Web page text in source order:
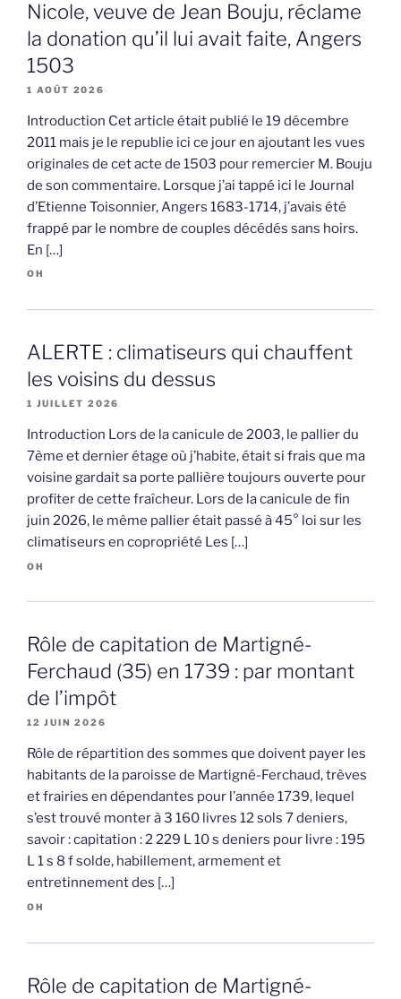
Nicole, veuve de Jean Bouju, réclame
la donation qu’il lui avait faite, Angers
1503
1 AOÛT 2026
Introduction Cet article était publié le 19 décembre
2011 mais je le republie ici ce jour en ajoutant les vues
originales de cet acte de 1503 pour remercier M. Bouju
de son commentaire. Lorsque j’ai tappé ici le Journal
d’Etienne Toisonnier, Angers 1683-1714, j’avais été
frappé par le nombre de couples décédés sans hoirs.
En […]
OH
ALERTE : climatiseurs qui chauffent
les voisins du dessus
1 JUILLET 2026
Introduction Lors de la canicule de 2003, le pallier du
7ème et dernier étage où j’habite, était si frais que ma
voisine gardait sa porte pallière toujours ouverte pour
profiter de cette fraîcheur. Lors de la canicule de fin
juin 2026, le même pallier était passé à 45° loi sur les
climatiseurs en copropriété Les […]
OH
Rôle de capitation de Martigné-
Ferchaud (35) en 1739 : par montant
de l’impôt
12 JUIN 2026
Rôle de répartition des sommes que doivent payer les
habitants de la paroisse de Martigné-Ferchaud, trèves
et frairies en dépendantes pour l’année 1739, lequel
s’est trouvé monter à 3 160 livres 12 sols 7 deniers,
savoir : capitation : 2 229 L 10 s deniers pour livre : 195
L 1 s 8 f solde, habillement, armement et
entretinnement des […]
OH
Rôle de capitation de Martigné-